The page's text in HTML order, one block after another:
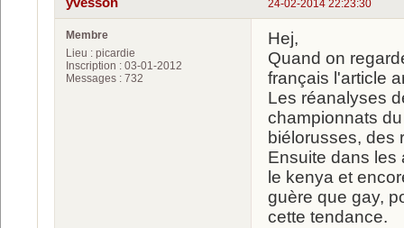
24-02-2014 22:23:30
yvesson
Membre
Lieu : picardie
Inscription : 03-01-2012
Messages : 732
Hej,
Quand on
français l'article
Les réanalyses
championnats
biélorusses, des
Ensuite dans les
le kenya et
guère que gay,
cette tendance.